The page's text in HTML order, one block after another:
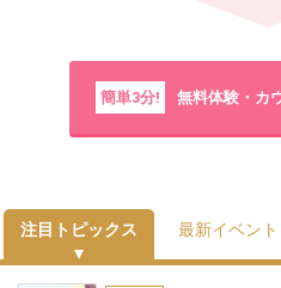
簡単3分! 無料体験・カ
注目トピックス 最新イベント